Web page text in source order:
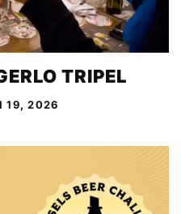
TRIPEL
19, 2026